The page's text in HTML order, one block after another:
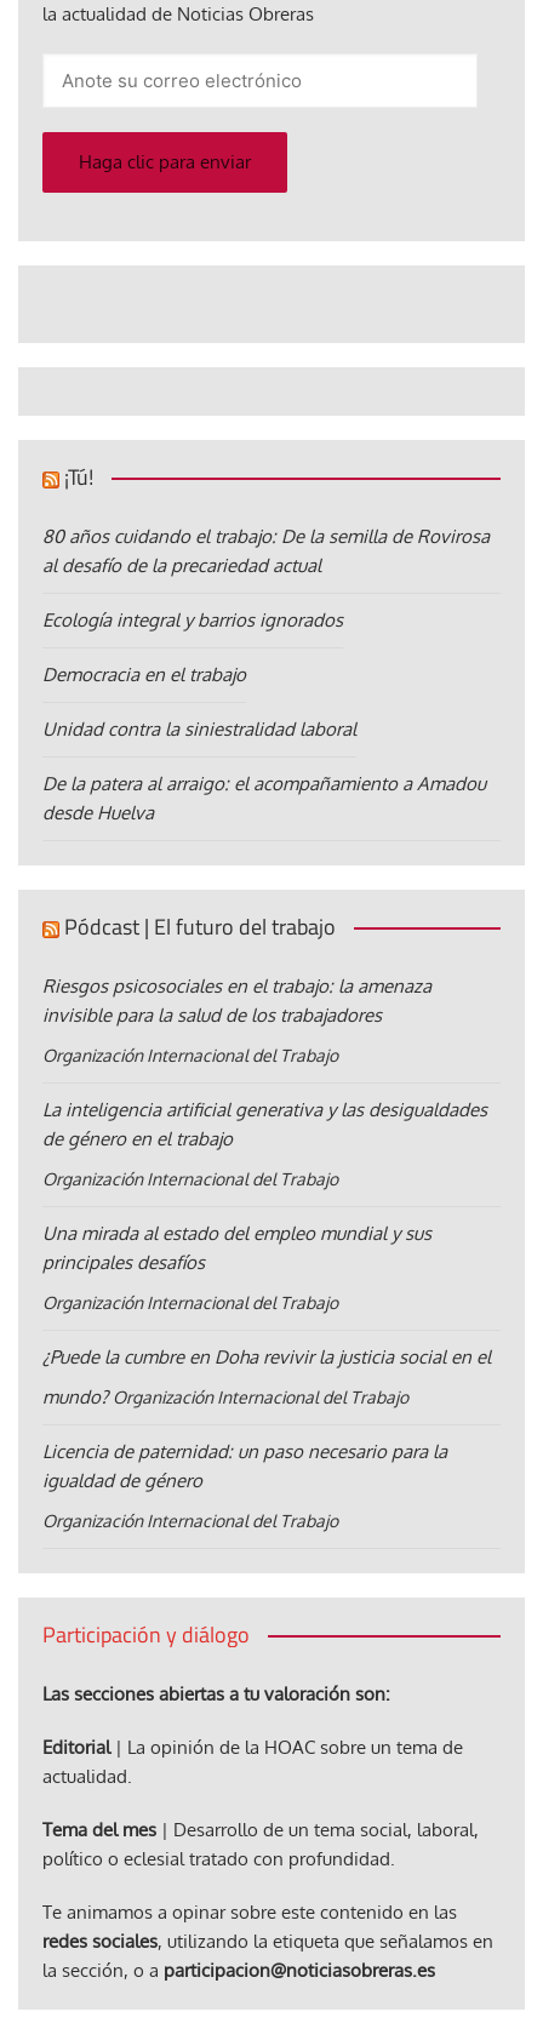
la actualidad de Noticias Obreras
electrónico
Haga clic para enviar
¡Tú!
80 años cuidando el trabajo: De la semilla de Rovirosa
al desafío de la precariedad actual
Ecología integral y barrios ignorados
Democracia en el trabajo
Unidad contra la siniestralidad laboral
De la patera al arraigo: el acompañamiento a Amadou
desde Huelva
Pódcast | El futuro del trabajo
Riesgos psicosociales en el trabajo: la amenaza
invisible para la salud de los trabajadores
Organización Internacional del Trabajo
La inteligencia artificial generativa y las desigualdades
de género en el trabajo
Organización Internacional del Trabajo
Una mirada al estado del empleo mundial y sus
principales desafíos
Organización Internacional del Trabajo
¿Puede la cumbre en Doha revivir la justicia social en el
mundo? Organización Internacional del Trabajo
Licencia de paternidad: un paso necesario para la
igualdad de género
Organización Internacional del Trabajo
Participación y diálogo
Las secciones abiertas a tu valoración son:
Editorial| La opinión de la HOAC sobre un tema de
actualidad.
Tema del mes | Desarrollo de un tema social, laboral,
político o eclesial tratado con profundidad.
Te animamos a opinar sobre este contenido en las
redes sociales, utilizando la etiqueta que señalamos en
la sección, o a participacion@noticiasobreras.es